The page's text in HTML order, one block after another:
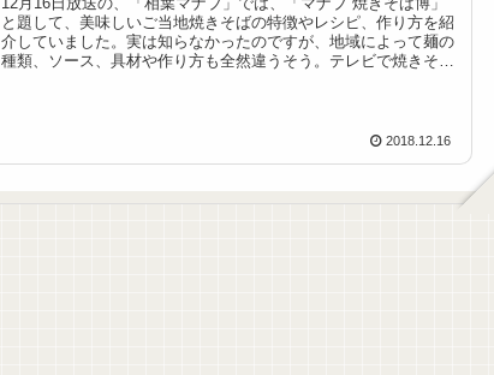
と題して、美味しいご当地焼きそばの特徴やレシピ、作り方を紹
介していました。実は知らなかったのですが、地域によって麺の
種類、ソース、具材や作り方も全然違うそう。テレビで焼きそば
2018.12.16